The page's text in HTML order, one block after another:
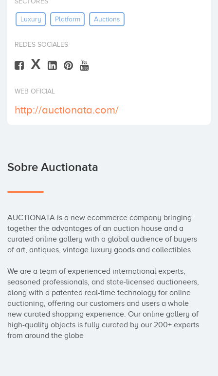
Luxury Platform Auctions
REDES SOCIALES
X
WEB OFICIAL
http://auctionata.com/
Sobre Auctionata
AUCTIONATA is a new ecommerce company bringing
together the advantages of an auction house and a
curated online gallery with a global audience of buyers
of art, antiques, vintage luxury goods and collectibles.
We are a team of experienced international experts,
seasoned professionals, and state-licensed auctioneers,
along with a patented real-time technology for online
auctioning, offering our customers and users a whole
new curated shopping experience. Our online gallery of
high-quality objects is fully curated by our 200+ experts
from around the globe